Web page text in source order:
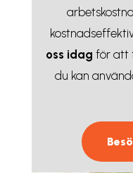
oss idag för att
du kan